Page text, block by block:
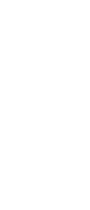
Lih Food